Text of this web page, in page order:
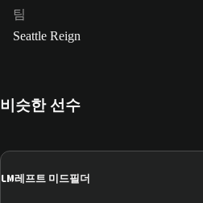
팀
Seattle Reign
비슷한 선수
LM레프트 미드필더